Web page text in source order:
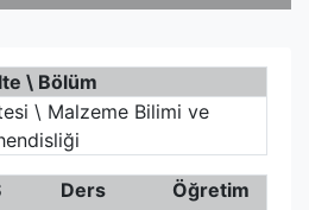
\ Bölüm
\ Malzeme Bilimi ve
Ders
Öğretim